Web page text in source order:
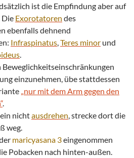
ist die Empfindung aber auf
Die Exorotatoren des
ebenfalls dehnend
Infraspinatus Teres minor und
einzunehmen, übe stattdessen
„nur mit dem Arm gegen den
.
nichtausdrehen , strecke dort die
weg.
maricyasana 3eingenommen
Pobacken nach hinten-außen.